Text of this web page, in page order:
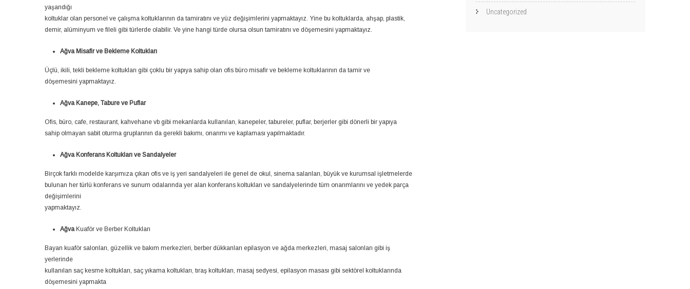
yaşandığı
koltuklar olan personel ve çalışma koltuklarının da tamiratını ve yüz değişimlerini yapmaktayız. Yine bu koltuklarda, ahşap, plastik,
demir, alüminyum ve fileli gibi türlerde olabilir. Ve yine hangi türde olursa olsun tamiratını ve döşemesini yapmaktayız.
Ağva Misafir ve Bekleme Koltukları
Üçlü, ikili, tekli bekleme koltukları gibi çoklu bir yapıya sahip olan ofis büro misafir ve bekleme koltuklarının da tamir ve
döşemesini yapmaktayız.
Ağva Kanepe, Tabure ve Puflar
Ofis, büro, cafe, restaurant, kahvehane vb gibi mekanlarda kullanılan, kanepeler, tabureler, puflar, berjerler gibi dönerli bir yapıya
sahip olmayan sabit oturma gruplarının da gerekli bakımı, onarımı ve kaplaması yapılmaktadır.
Ağva Konferans Koltukları ve Sandalyeler
Birçok farklı modelde karşımıza çıkan ofis ve iş yeri sandalyeleri ile genel de okul, sinema salanları, büyük ve kurumsal işletmelerde
bulunan her türlü konferans ve sunum odalarında yer alan konferans koltukları ve sandalyelerinde tüm onarımlarını ve yedek parça
değişimlerini
yapmaktayız.
Ağva Kuaför ve Berber Koltukları
Bayan kuaför salonları, güzellik ve bakım merkezleri, berber dükkanları epilasyon ve ağda merkezleri, masaj salonları gibi iş
yerlerinde
kullanılan saç kesme koltukları, saç yıkama koltukları, tıraş koltukları, masaj sedyesi, epilasyon masası gibi sektörel koltuklarında
döşemesini yapmakta
Uncategorized